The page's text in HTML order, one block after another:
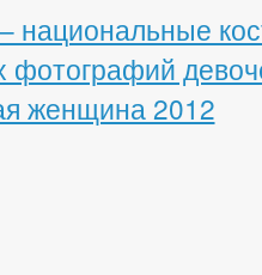
национальные
фотографий
женщина 2012